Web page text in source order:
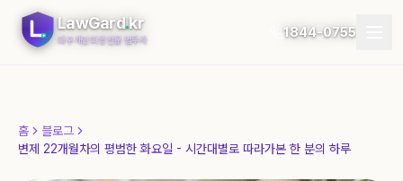
LawGard.kr
대구 개인회생 전문 법무사 1844-0755
개인파산
홈
블로그
변제 22개월차의 평범한 화요일 - 시간대별로 따라가본 한 분의 하루